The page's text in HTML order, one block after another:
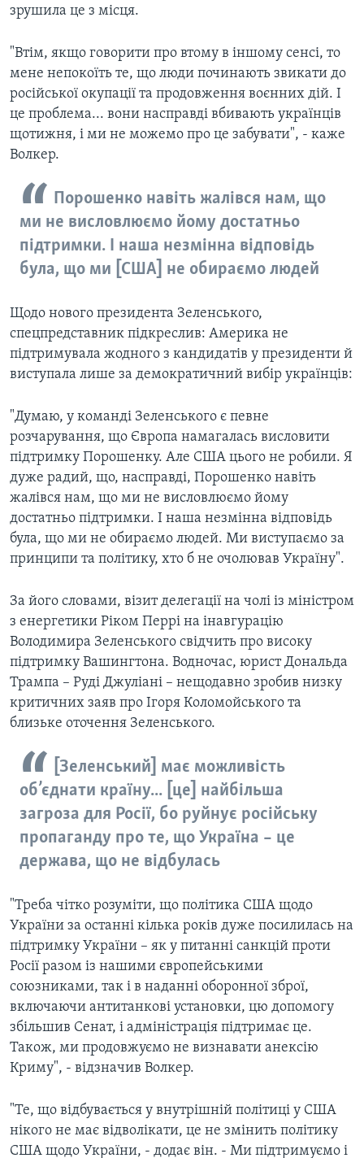
зрушила це з місця.
"Втім, якщо говорити про втому в іншому сенсі, то
мене непокоїть те, що люди починають звикати до
російської окупації та продовження воєнних дій. І
це проблема... вони насправді вбивають українців
щотижня, і ми не можемо про це забувати", - каже
Волкер.
Порошенко навіть жалівся нам, що
ми не висловлюємо йому достатньо
підтримки. І наша незмінна відповідь
була, що ми [США] не обираємо людей
Щодо нового президента Зеленського,
спецпредставник підкреслив: Америка не
підтримувала жодного з кандидатів у президенти й
виступала лише за демократичний вибір українців:
"Думаю, у команді Зеленського є певне
розчарування, що Європа намагалась висловити
підтримку Порошенку. Але США цього не робили. Я
дуже радий, що, насправді, Порошенко навіть
жалівся нам, що ми не висловлюємо йому
достатньо підтримки. І наша незмінна відповідь
була, що ми не обираємо людей. Ми виступаємо за
принципи та політику, хто б не очолював Україну".
За його словами, візит делегації на чолі із міністром
з енергетики Ріком Перрі на інавгурацію
Володимира Зеленського свідчить про високу
підтримку Вашингтона. Водночас, юрист Дональда
Трампа – Руді Джуліані – нещодавно зробив низку
критичних заяв про Ігоря Коломойського та
близьке оточення Зеленського.
[Зеленський] має можливість
об’єднати країну... [це] найбільша
загроза для Росії, бо руйнує російську
пропаганду про те, що Україна – це
держава, що не відбулась
"Треба чітко розуміти, що політика США щодо
України за останні кілька років дуже посилилась на
підтримку України – як у питанні санкцій проти
Росії разом із нашими європейськими
союзниками, так і в наданні оборонної зброї,
включаючи антитанкові установки, цю допомогу
збільшив Сенат, і адміністрація підтримає це.
Також, ми продовжуємо не визнавати анексію
Криму", - відзначив Волкер.
"Те, що відбувається у внутрішній політиці у США
нікого не має відволікати, це не змінить політику
США щодо України, - додає він. - Ми підтримуємо і